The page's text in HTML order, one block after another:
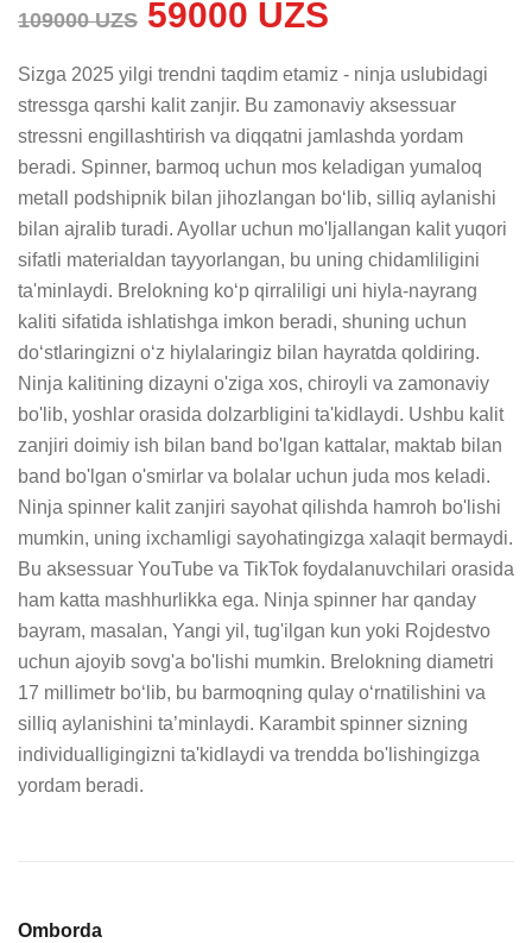
109000 UZS 59000 UZS
Sizga 2025 yilgi trendni taqdim etamiz - ninja uslubidagi
stressga qarshi kalit zanjir. Bu zamonaviy aksessuar
stressni engillashtirish va diqqatni jamlashda yordam
beradi. Spinner, barmoq uchun mos keladigan yumaloq
metall podshipnik bilan jihozlangan bo‘lib, silliq aylanishi
bilan ajralib turadi. Ayollar uchun mo'ljallangan kalit yuqori
sifatli materialdan tayyorlangan, bu uning chidamliligini
ta'minlaydi. Brelokning ko‘p qirraliligi uni hiyla-nayrang
kaliti sifatida ishlatishga imkon beradi, shuning uchun
do‘stlaringizni o‘z hiylalaringiz bilan hayratda qoldiring.
Ninja kalitining dizayni o'ziga xos, chiroyli va zamonaviy
bo'lib, yoshlar orasida dolzarbligini ta'kidlaydi. Ushbu kalit
zanjiri doimiy ish bilan band bo'lgan kattalar, maktab bilan
band bo'lgan o'smirlar va bolalar uchun juda mos keladi.
Ninja spinner kalit zanjiri sayohat qilishda hamroh bo'lishi
mumkin, uning ixchamligi sayohatingizga xalaqit bermaydi.
Bu aksessuar YouTube va TikTok foydalanuvchilari orasida
ham katta mashhurlikka ega. Ninja spinner har qanday
bayram, masalan, Yangi yil, tug'ilgan kun yoki Rojdestvo
uchun ajoyib sovg'a bo'lishi mumkin. Brelokning diametri
17 millimetr bo‘lib, bu barmoqning qulay o‘rnatilishini va
silliq aylanishini ta’minlaydi. Karambit spinner sizning
individualligingizni ta'kidlaydi va trendda bo'lishingizga
yordam beradi.
Omborda